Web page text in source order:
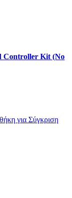
Controller Kit (No
για Σύγκριση